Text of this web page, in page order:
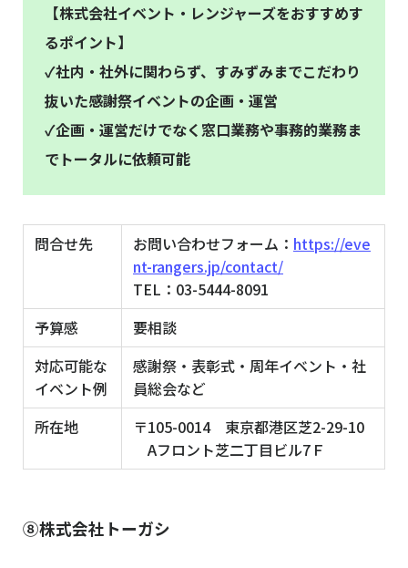
【株式会社イベント・レンジャーズをおすすめす
るポイント】
✓社内・社外に関わらず、すみずみまでこだわり
抜いた感謝祭イベントの企画・運営
✓企画・運営だけでなく窓口業務や事務的業務ま
でトータルに依頼可能
問合せ先 お問い合わせフォーム： https://eve
nt-rangers.jp/contact/
TEL：03-5444-8091
予算感
要相談
対応可能な
イベント例
感謝祭・表彰式・周年イベント・社
員総会など
所在地
〒105-0014 東京都港区芝2-29-10
Aフロント芝二丁目ビル7Ｆ
⑧株式会社トーガシ